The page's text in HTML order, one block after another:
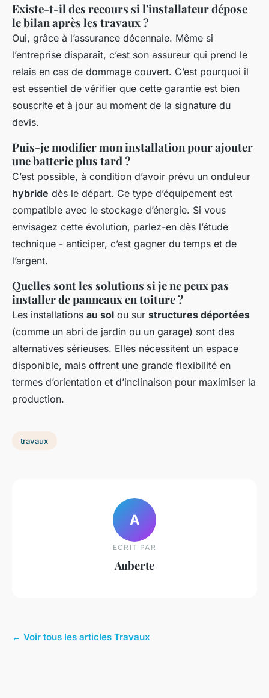
Existe-t-il des recours si l'installateur dépose
le bilan après les travaux ?
Oui, grâce à l’assurance décennale. Même si
l’entreprise disparaît, c’est son assureur qui prend le
relais en cas de dommage couvert. C’est pourquoi il
est essentiel de vérifier que cette garantie est bien
souscrite et à jour au moment de la signature du
devis.
Puis-je modifier mon installation pour ajouter
une batterie plus tard ?
C’est possible, à condition d’avoir prévu un onduleur
hybride dès le départ. Ce type d’équipement est
compatible avec le stockage d’énergie. Si vous
envisagez cette évolution, parlez-en dès l’étude
technique - anticiper, c’est gagner du temps et de
l’argent.
Quelles sont les solutions si je ne peux pas
installer de panneaux en toiture ?
Les installations au sol ou sur structures déportées
(comme un abri de jardin ou un garage) sont des
alternatives sérieuses. Elles nécessitent un espace
disponible, mais offrent une grande flexibilité en
termes d’orientation et d’inclinaison pour maximiser la
production.
travaux
A
ECRIT PAR
Auberte
← Voir tous les articles Travaux